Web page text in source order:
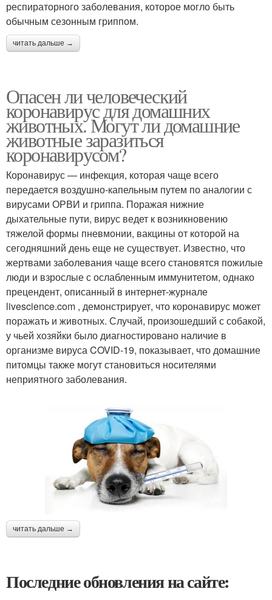
респираторного заболевания, которое могло быть
обычным сезонным гриппом.
читать дальше →
Опасен ли человеческий
коронавирус для домашних
животных. Могут ли домашние
животные заразиться
коронавирусом?
Коронавирус — инфекция, которая чаще всего
передается воздушно-капельным путем по аналогии с
вирусами ОРВИ и гриппа. Поражая нижние
дыхательные пути, вирус ведет к возникновению
тяжелой формы пневмонии, вакцины от которой на
сегодняшний день еще не существует. Известно, что
жертвами заболевания чаще всего становятся пожилые
люди и взрослые с ослабленным иммунитетом, однако
прецендент, описанный в интернет-журнале
livescience.com , демонстрирует, что коронавирус может
поражать и животных. Случай, произошедший с собакой,
у чьей хозяйки было диагностировано наличие в
организме вируса COVID-19, показывает, что домашние
питомцы также могут становиться носителями
неприятного заболевания.
читать дальше →
Последние обновления на сайте: